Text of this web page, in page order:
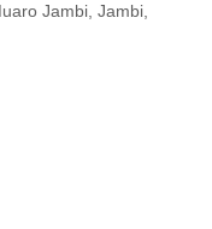
Jambi, Jambi,